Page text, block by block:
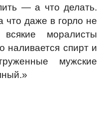
— а что делать.
что даже в горло не
всякие моралисты
наливается спирт и
мужские